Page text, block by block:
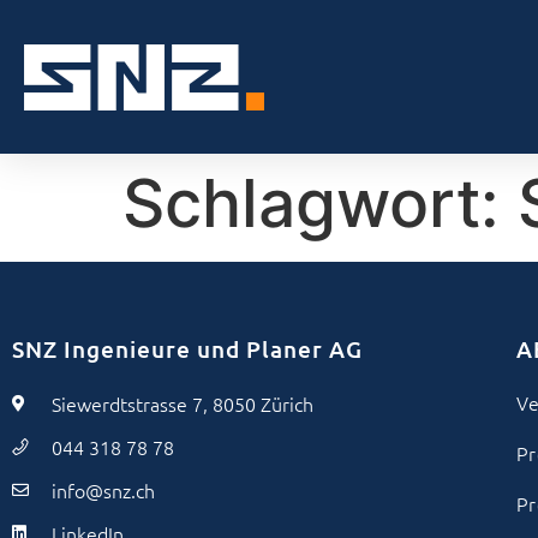
Schlagwort:
SNZ Ingenieure und Planer AG
Siewerdtstrasse 7, 8050 Zürich
044 318 78 78
info@snz.ch